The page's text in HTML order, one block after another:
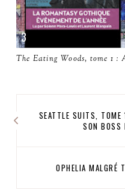
The Eating Woods, tome 1 :
SEATTLE SUITS, TOME
SON BOSS
OPHELIA MALGRÉ